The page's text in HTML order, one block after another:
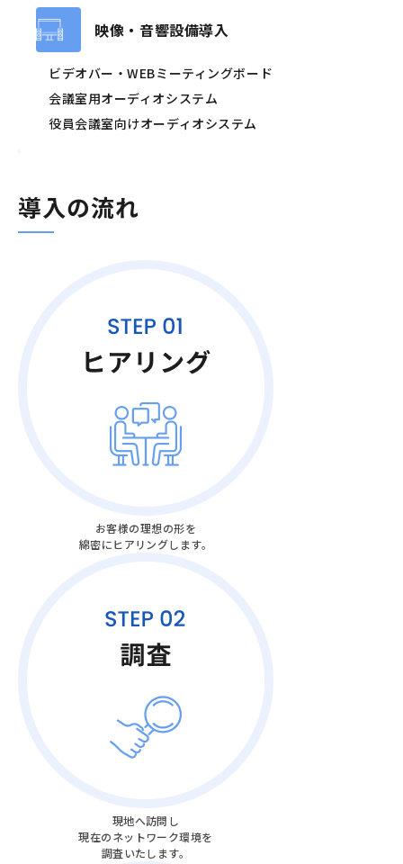
映像・音響設備導入
ビデオバー・WEBミーティングボード
会議室用オーディオシステム
役員会議室向けオーディオシステム
導入の流れ
お客様の理想の形を
綿密にヒアリングします。
現地へ訪問し
現在のネットワーク環境を
調査いたします。